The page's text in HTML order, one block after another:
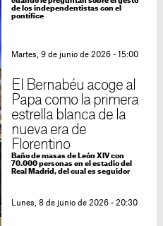
de los independentistas con el
pontífice
Martes, 9 de junio de 2026 - 15:00
El Bernabéu acoge al
Papa como la primera
estrella blanca de la
nueva era de
Florentino
Baño de masas de León XIV con
70.000 personas en el estadio del
Real Madrid, del cual es seguidor
Lunes, 8 de junio de 2026 - 20:30